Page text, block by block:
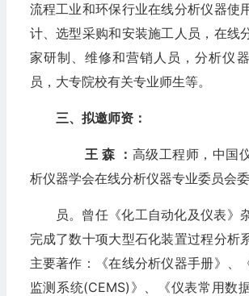
流程工业和环保行业在线分析仪器使
计、选型采购和安装施工人员，在线
家研制、维修和营销人员，分析仪
员，大专院校有关专业师生等。
三、拟邀师资：
王 森 ： 高级工程师，中国
析仪器学会在线分析仪器专业委员会委
员。曾任《化工自动化及仪表》
完成了数十项大型石化装置过程分析
主要著作：《在线分析仪器手册》、
监测系统(CEMS)》、《仪表常用数